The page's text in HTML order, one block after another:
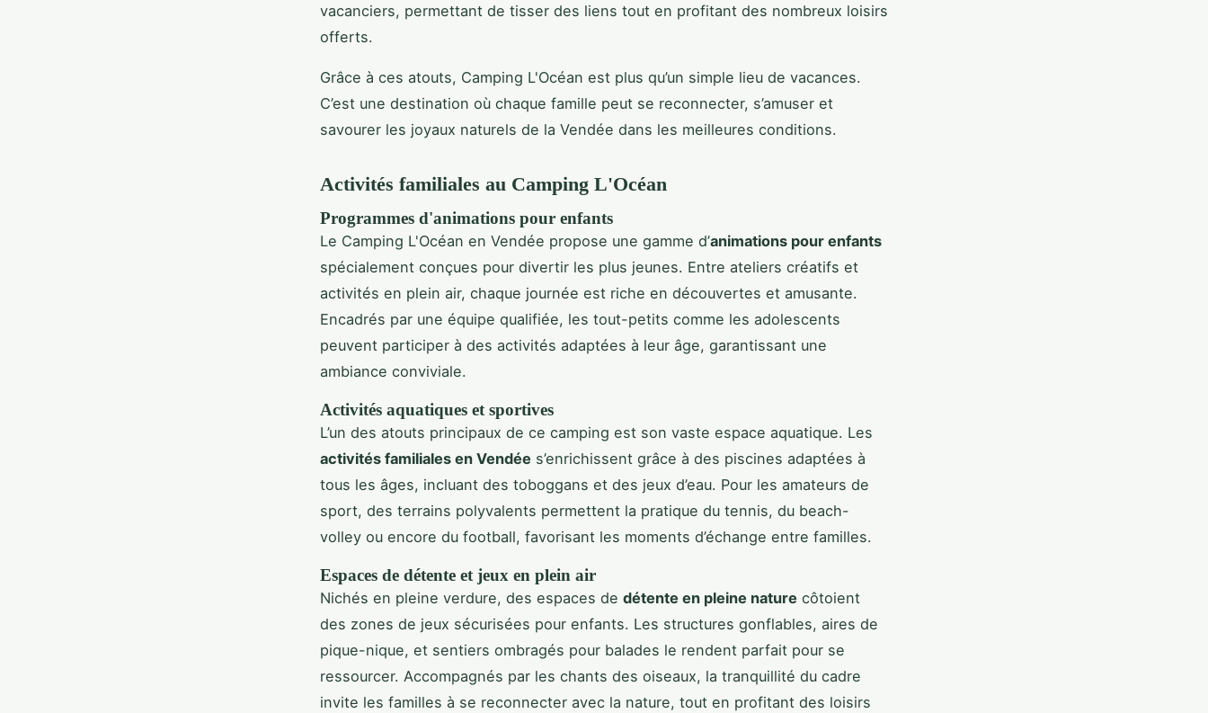
vacanciers, permettant de tisser des liens tout en profitant des nombreux loisirs
offerts.
Grâce à ces atouts, Camping L'Océan est plus qu’un simple lieu de vacances.
C’est une destination où chaque famille peut se reconnecter, s’amuser et
savourer les joyaux naturels de la Vendée dans les meilleures conditions.
Activités familiales au Camping L'Océan
Programmes d'animations pour enfants
Le Camping L'Océan en Vendée propose une gamme d’animations pour enfants
spécialement conçues pour divertir les plus jeunes. Entre ateliers créatifs et
activités en plein air, chaque journée est riche en découvertes et amusante.
Encadrés par une équipe qualifiée, les tout-petits comme les adolescents
peuvent participer à des activités adaptées à leur âge, garantissant une
ambiance conviviale.
Activités aquatiques et sportives
L’un des atouts principaux de ce camping est son vaste espace aquatique. Les
activités familiales en Vendée s’enrichissent grâce à des piscines adaptées à
tous les âges, incluant des toboggans et des jeux d’eau. Pour les amateurs de
sport, des terrains polyvalents permettent la pratique du tennis, du beach-
volley ou encore du football, favorisant les moments d’échange entre familles.
Espaces de détente et jeux en plein air
Nichés en pleine verdure, des espaces de détente en pleine nature côtoient
des zones de jeux sécurisées pour enfants. Les structures gonflables, aires de
pique-nique, et sentiers ombragés pour balades le rendent parfait pour se
ressourcer. Accompagnés par les chants des oiseaux, la tranquillité du cadre
invite les familles à se reconnecter avec la nature, tout en profitant des loisirs